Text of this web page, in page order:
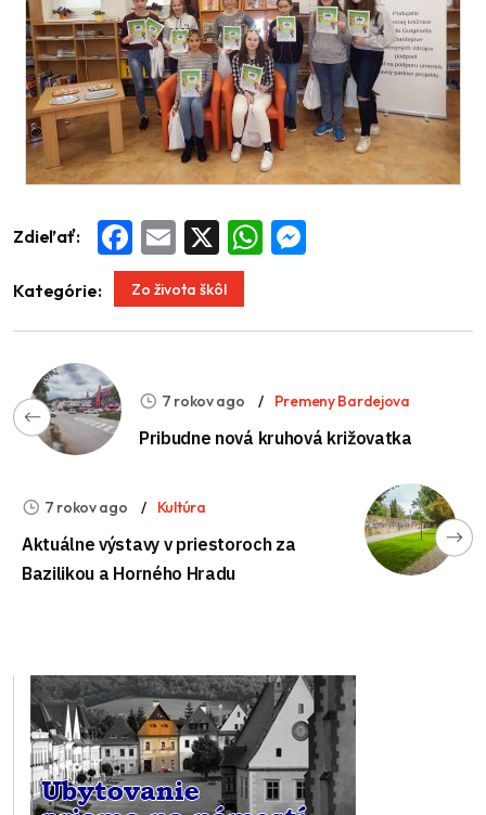
Zdieľať: Facebook
Email WhatsApp
Kategórie: Zo života škôl
7 rokov ago Premeny Bardejova
Pribudne nová kruhová križovatka
7 rokov ago Kultúra
Aktuálne výstavy v priestoroch za
Bazilikou a Horného Hradu